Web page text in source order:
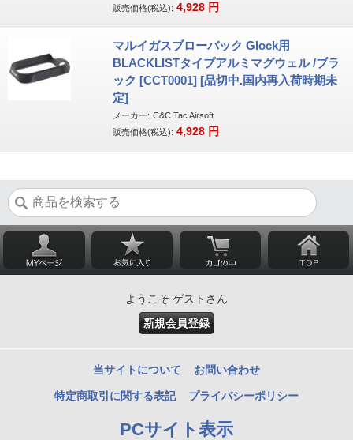
販売価格(税込): 4,928 円
マルイガスブローバック Glock用
BLACKLISTタイプアルミマグウェル /ブラ
ック [CCT0001] [品切中.国内再入荷時期未
定]
メーカー: C&C Tac Airsoft
販売価格(税込): 4,928 円
ようこそ ゲストさん
新規会員登録
当サイトについて お問い合わせ
特定商取引に関する表記 プライバシーポリシー
PCサイト表示